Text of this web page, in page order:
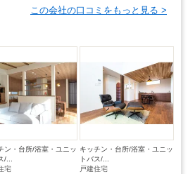
この会社の口コミをもっと見る >
ン・台所/浴室・ユニッ
/...
宅
キッチン・台所/浴室・ユニッ
トバス/...
戸建住宅